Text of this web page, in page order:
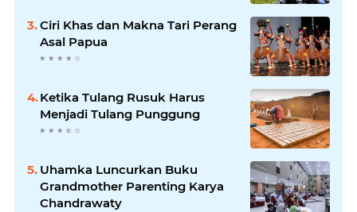
Ciri Khas dan Makna Tari Perang
Asal Papua
Ketika Tulang Rusuk Harus
Menjadi Tulang Punggung
Uhamka Luncurkan Buku
Grandmother Parenting Karya
Chandrawaty